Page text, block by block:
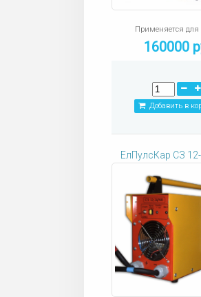
Применяется для
160000
Добавить в
ЕлПулсКар СЗ